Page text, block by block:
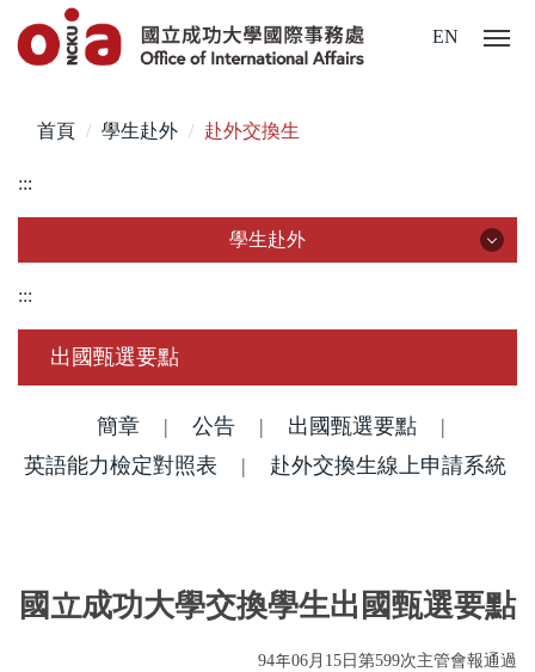
到
區
EN
首頁 學生赴外 赴外交換生
:::
學生赴外
赴外交換生
國際雙學位
:::
出國甄選要點
簡章| 公告| 出國甄選要點|
英語能力檢定對照表 | 赴外交換生線上申請系統
國立成功大學交換學生出國甄選要點
94年06月15日第599次主管會報通過